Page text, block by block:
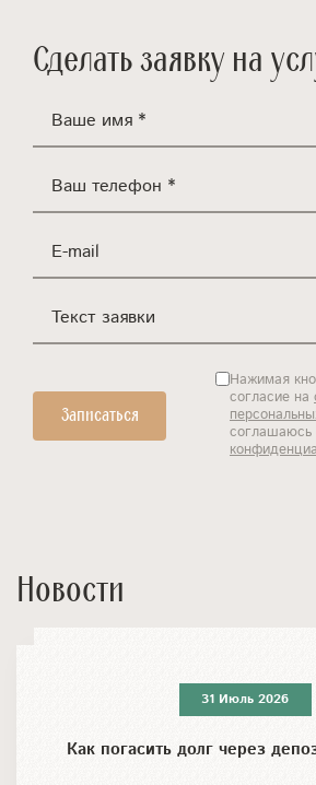
Сделать заявку на
Ваше имя *
Ваш телефон *
E-mail
Текст заявки
Нажимая
согласие на
соглашаюсь
Новости
31 Июль 2026
Как погасить долг через